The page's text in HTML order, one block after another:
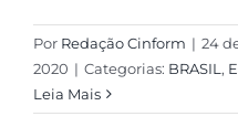
Por Redação Cinform | 24
2020 | Categorias: BRASIL ,
Leia Mais